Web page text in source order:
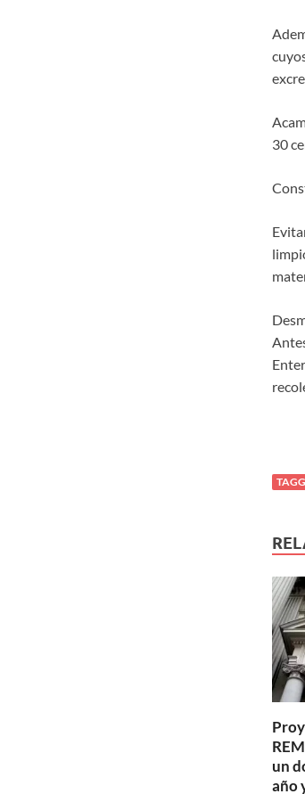
30
un
año